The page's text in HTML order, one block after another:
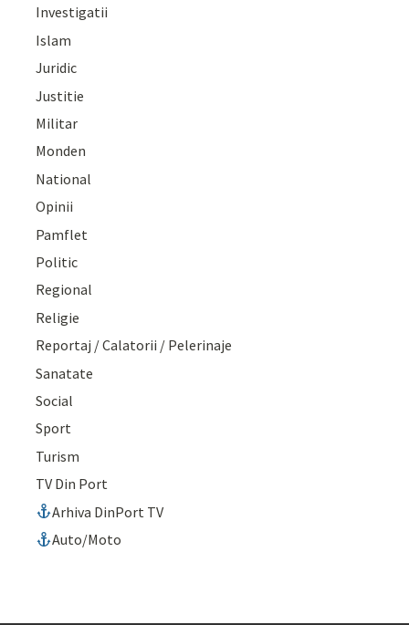
Investigatii
Islam
Juridic
Justitie
Militar
Monden
National
Opinii
Pamflet
Politic
Regional
Religie
Reportaj / Calatorii / Pelerinaje
Sanatate
Social
Sport
Turism
TV Din Port
Arhiva DinPort TV
Auto/Moto